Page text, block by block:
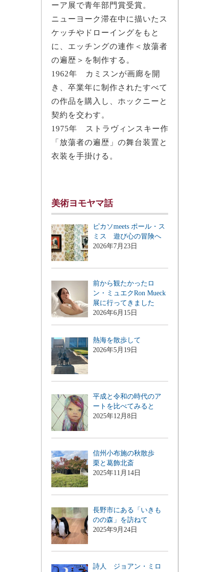
ーア展で青年部門賞受賞。
ニューヨーク滞在中に描いたス
ケッチやドローイングをもと
に、エッチングの連作＜放蕩者
の遍歴＞を制作する。
1962年 カミスンが画廊を開
き、卒業年に制作されたすべて
の作品を購入し、ホックニーと
契約を交わす。
1975年 ストラヴィンスキー作
「放蕩者の遍歴」の舞台装置と
衣装を手掛ける。
美術ヨモヤマ話
ピカソmeets ポール・ス
ミス 遊び心の冒険へ
2026年7月23日
前から観たかったロ
ン・ミュエクRon Mueck
展に行ってきました
2026年6月15日
熱海を散歩して
2026年5月19日
平成と令和の時代のア
ートを比べてみると
2025年12月8日
信州小布施の秋散歩
栗と葛飾北斎
2025年11月14日
長野市にある「いきも
のの森」を訪ねて
2025年9月24日
詩人 ジョアン・ミロ